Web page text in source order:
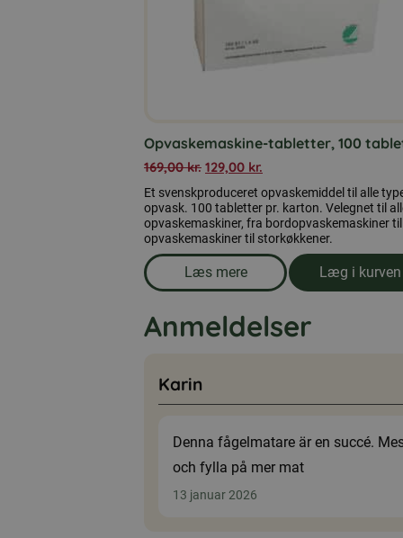
Opvaskemaskine-tabletter, 100
169,00kr. 129,00 kr.
Et svenskproduceret opvaskemiddel til alle
opvask. 100 tabletter pr. karton. Velegnet til
opvaskemaskiner, fra bordopvaskemaskiner til
opvaskemaskiner til storkøkkener.
Læs mere
om produkten
Læg i kurven
Anmeldelser
Karin
Denna fågelmatare är en succé.
och fylla på mer mat
13 januar 2026